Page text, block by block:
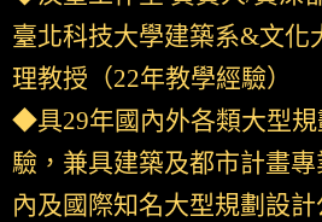
臺北科技大學建築系&文化
理教授（22年教學經驗）
◆具29年國內外各類大型規
驗，兼具建築及都市計畫
內及國際知名大型規劃設計